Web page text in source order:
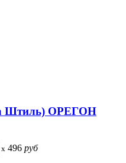
Штиль) ОРЕГОН
x 496 руб